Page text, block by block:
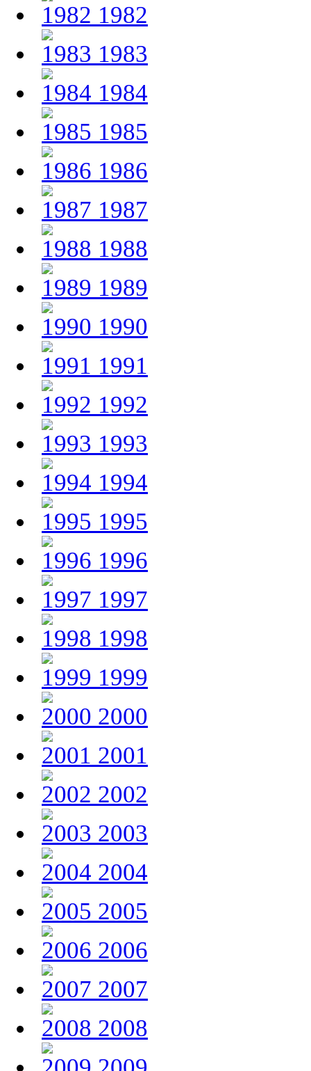
1982
1983
1984
1985
1986
1987
1988
1989
1990
1991
1992
1993
1994
1995
1996
1997
1998
1999
2000
2001
2002
2003
2004
2005
2006
2007
2008